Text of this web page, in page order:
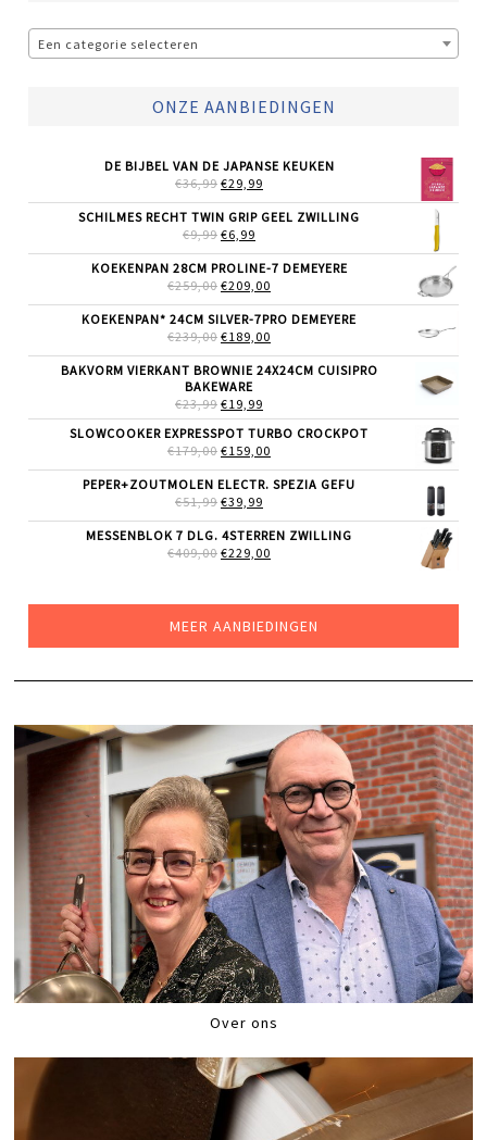
Een categorie selecteren
ONZE AANBIEDINGEN
DE BIJBEL VAN DE JAPANSE KEUKEN
€36,99 OORSPRONKELIJKE
WAS:
€36,99.
€29,99
IS:
SCHILMES RECHT TWIN GRIP GEEL ZWILLING
€9,99 OORSPRONKELIJKE
WAS:
€9,99.
€6,99
IS:
€6,99.
KOEKENPAN 28CM PROLINE-7 DEMEYERE
€259,00 OORSPRONKELIJKE
WAS:
€259,00.
€209,00
IS:
KOEKENPAN* 24CM SILVER-7PRO DEMEYERE
€239,00 OORSPRONKELIJKE
WAS:
€239,00.
€189,00
IS:
BAKVORM VIERKANT BROWNIE 24X24CM CUISIPRO
BAKEWARE
€23,99 OORSPRONKELIJKE
PRIJS
WAS:
€23,99.
€19,99
PRIJS
IS:
€19,99.
SLOWCOOKER EXPRESSPOT TURBO CROCKPOT
€179,00 OORSPRONKELIJKE
WAS:
€179,00.
€159,00
IS:
PEPER+ZOUTMOLEN ELECTR. SPEZIA GEFU
€51,99 OORSPRONKELIJKE
WAS:
€51,99.
€39,99
IS:
€39,99.
MESSENBLOK 7 DLG. 4STERREN ZWILLING
€409,00 OORSPRONKELIJKE
€229,00
MEER AANBIEDINGEN
Over ons